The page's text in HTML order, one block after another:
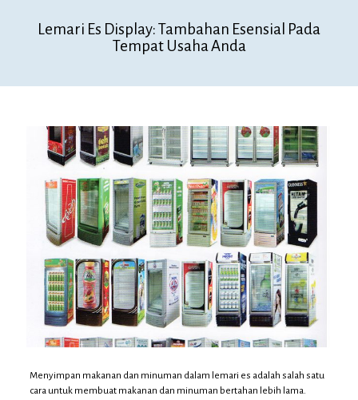
Lemari Es Display: Tambahan Esensial Pada
Tempat Usaha Anda
Menyimpan makanan dan minuman dalam lemari es adalah salah satu
cara untuk membuat makanan dan minuman bertahan lebih lama.